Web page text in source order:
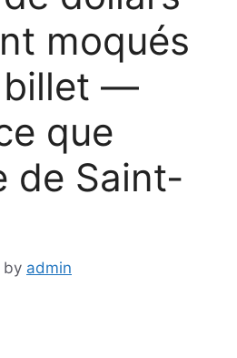
moqués
billet —
que
de Saint-
by admin